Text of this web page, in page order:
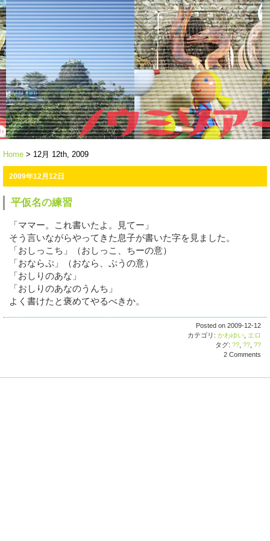
Home > 12月 12th, 2009
2009年12月12日
平仮名の練習
「ママー。これ書いたよ。見てー」
そう言いながらやってきた息子が書いた字を見ました。
「おしっこち」（おしっこ、ちーの意）
「おならぷ」（おなら、ぷうの意）
「おしりのあな」
「おしりのあなのうんち」
よく書けたと褒めてやるべきか。
Posted on 2009-12-12
カテゴリ: かわゆい エロ
タグ: ?? ?? ??
2 Comments